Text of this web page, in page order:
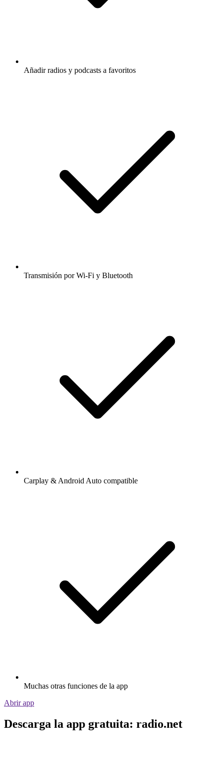
Añadir radios y podcasts a favoritos
Transmisión por Wi-Fi y Bluetooth
Carplay & Android Auto compatible
Muchas otras funciones de la app
Abrir app
Descarga la app gratuita: radio.net